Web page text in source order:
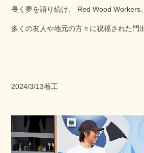
長く夢を語り続け、 Red Wood Workers、
多くの友人や地元の方々に祝福された門
2024/3/13着工